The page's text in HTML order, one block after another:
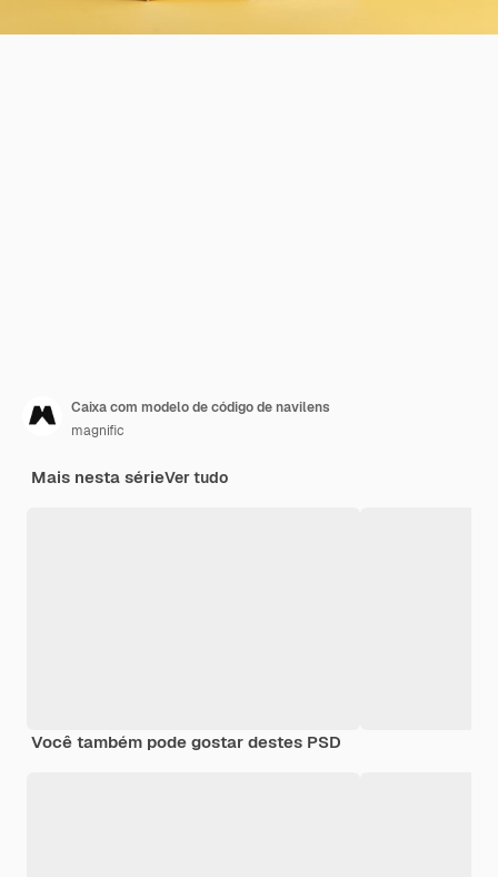
Caixa com modelo de código de navilens
magnific
Mais nesta sérieVer tudo
Você também pode gostar destes PSD